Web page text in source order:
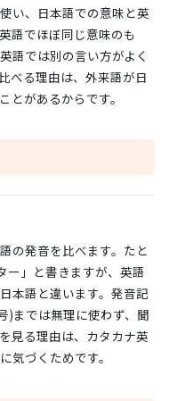
い、日本語での意味と英
語でほぼ同じ意味のも
語では別の言い方がよく
べる理由は、外来語が日
とがあるからです。
の発音を比べます。たと
ー」と書きますが、英語
本語と違います。発音記
)までは無理に使わず、聞
見る理由は、カタカナ英
気づくためです。